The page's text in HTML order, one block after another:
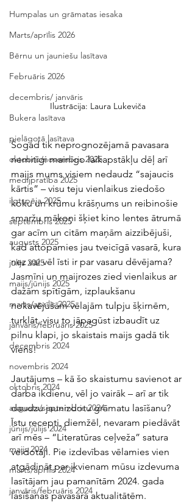
Humpalas un grāmatas iesaka
Marts/aprīlis 2026
Bērnu un jauniešu lasītava
Februāris 2026
decembris/ janvāris
Bukera lasītava
pielāgotā lasītava
oktobris/novembris 2025
medijpratība 2025
ilgtspēja 2025
septembris 2025
augusts 2025
jūlijs 2025
maijs/jūnijs 2025
marts/aprīlis 2025
janvāris/februāris 2025
decembris 2024
novembris 2024
oktobris 2024
augusts/septembris 2024
jūnijs/jūlijs 2024
maijs 2024
marts/aprīlis 2024
janvāris/februāris 2024
Ilustrācija: Laura Lukeviča
Šogad tik neprognozējamā pavasara
nemitīgi mainīgo laikapstākļu dēļ arī
maijs mums visiem nedaudz “sajaucis
kārtis” – visu teju vienlaikus ziedošo
koku un krūmu krāšņums un reibinošie
smaržu mākoņi šķiet kino lentes ātrumā
gar acīm un citām maņām aizzibējuši,
kad attopamies jau tveicīgā vasarā, kura
nez vai vēl īsti ir par vasaru dēvējama?
Jasmīni un maijrozes zied vienlaikus ar
dažām spītīgām, izplaukšanu
nokavējušām vēlajām tulpju šķirnēm,
turklāt, visu to jāpagūst izbaudīt uz
pilnu klapi, jo skaistais maijs gadā tik
viens!
Jautājums – kā šo skaistumu savienot ar
darba ikdienu, vēl jo vairāk – arī ar tik
daudzu jaunizdotu grāmatu lasīšanu?
Īstu recepti, diemžēl, nevaram piedāvāt
arī mēs – “Literatūras ceļveža” satura
veidotāji. Pie izdevības vēlamies vien
atgādināt par ikvienam mūsu izdevuma
lasītājam jau pamanītām 2024. gada
lasīšanas pavasara aktualitātēm.